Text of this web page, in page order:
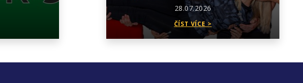
28.07.2026
ČÍST VÍCE >